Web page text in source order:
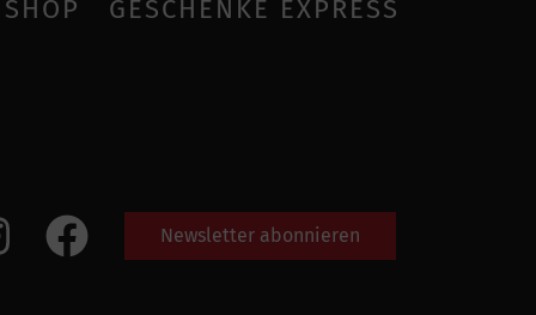
SHOP GESCHENKE EXPRESS
Newsletter abonnieren